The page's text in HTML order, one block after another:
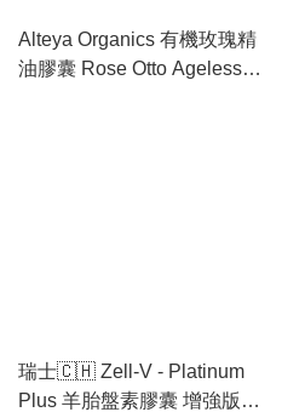
Alteya Organics 有機玫瑰精
油膠囊 Rose Otto Ageless
瑞士🇨🇭 Zell-V - Platinum
Plus 羊胎盤素膠囊 增強版